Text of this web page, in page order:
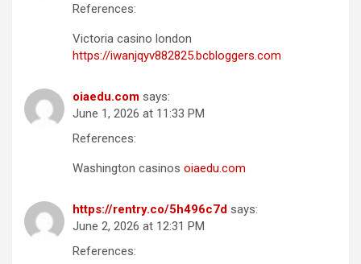
References:
Victoria casino london
https://iwanjqyv882825.bcbloggers.com
oiaedu.com says:
June 1, 2026 at 11:33 PM
References:
Washington casinos oiaedu.com
https://rentry.co/5h496c7d says:
June 2, 2026 at 12:31 PM
References: